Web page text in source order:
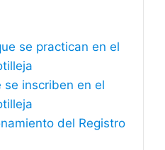
se practican en el
se inscriben en el
del Registro